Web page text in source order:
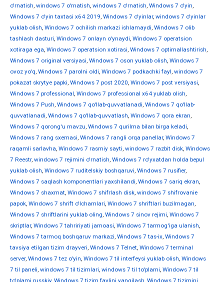
o'rnatish, windows 7 o'rnatish, windows 7 o'rnatish, Windows 7 o'yin,
Windows 7 o'yin taxtasi x64 2019, Windows 7 o'yinlar, windows 7 o'yinlar
yuklab olish, Windows 7 ochilish markazi ishlamaydi, Windows 7 olib
tashlash dasturi, Windows 7 onlayn o'ynaydi, Windows 7 operatsion
xotiraga ega, Windows 7 operatsion xotirasi, Windows 7 optimallashtirish,
Windows 7 original versiyasi, Windows 7 oson yuklab olish, Windows 7
ovoz yo'q, Windows 7 parolni oldi, Windows 7 podkachki fayl, windows 7
pokazat skrytye papki, Windows 7 post 2020, Windows 7 post versiyasi,
Windows 7 professional, Windows 7 professional x64 yuklab olish,
Windows 7 Push, Windows 7 qo'llab-quvvatlanadi, Windows 7 qo'llab-
quvvatlanadi, Windows 7 qo'llab-quvvatlash, Windows 7 qora ekran,
Windows 7 qorong'u mavzu, Windows 7 qurilma bilan birga keladi,
Windows 7 rang sxemasi, Windows 7 rangli orqa panellar, Windows 7
raqamli sarlavha, Windows 7 rasmiy sayti, windows 7 razbit disk, Windows
7 Reestr, windows 7 rejimini o'rnatish, Windows 7 ro'yxatdan holda bepul
yuklab olish, Windows 7 ruditelskiy boshqaruvi, Windows 7 rusifier,
Windows 7 saqlash komponentlari yaxshilandi, Windows 7 sariq ekran,
Windows 7 shaxmat, Windows 7 shifrlash disk, windows 7 shifrovanie
papok, Windows 7 shrift o'lchamlari, Windows 7 shriftlari buzilmagan,
Windows 7 shriftlarini yuklab oling, Windows 7 sinov rejimi, Windows 7
skriptlar, Windows 7 tahririyati jamoasi, Windows 7 tarmog'iga ulanish,
Windows 7 tarmoq boshqaruv markazi, Windows 7 tas-ix, Windows 7
tavsiya etilgan tizim drayveri, Windows 7 Telnet, Windows 7 terminal
server, Windows 7 tez o'yin, Windows 7 til interfeysi yuklab olish, Windows
7 til paneli, windows 7 til tizimlari, windows 7 til to'plami, Windows 7 til